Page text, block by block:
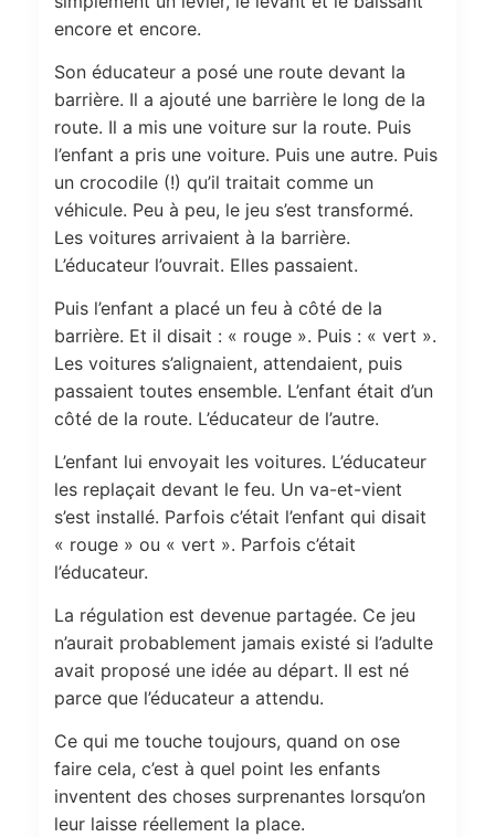
encore et encore.
Son éducateur a posé une route devant la
barrière. Il a ajouté une barrière le long de la
route. Il a mis une voiture sur la route. Puis
l’enfant a pris une voiture. Puis une autre. Puis
un crocodile (!) qu’il traitait comme un
véhicule. Peu à peu, le jeu s’est transformé.
Les voitures arrivaient à la barrière.
L’éducateur l’ouvrait. Elles passaient.
Puis l’enfant a placé un feu à côté de la
barrière. Et il disait : « rouge ». Puis : « vert ».
Les voitures s’alignaient, attendaient, puis
passaient toutes ensemble. L’enfant était d’un
côté de la route. L’éducateur de l’autre.
L’enfant lui envoyait les voitures. L’éducateur
les replaçait devant le feu. Un va-et-vient
s’est installé. Parfois c’était l’enfant qui disait
« rouge » ou « vert ». Parfois c’était
l’éducateur.
La régulation est devenue partagée. Ce jeu
n’aurait probablement jamais existé si l’adulte
avait proposé une idée au départ. Il est né
parce que l’éducateur a attendu.
Ce qui me touche toujours, quand on ose
faire cela, c’est à quel point les enfants
inventent des choses surprenantes lorsqu’on
leur laisse réellement la place.